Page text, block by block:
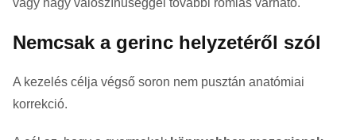
vagy nagy valószínűséggel további romlás várható.
Nemcsak a gerinc helyzetéről szól
A kezelés célja végső soron nem pusztán anatómiai
korrekció.